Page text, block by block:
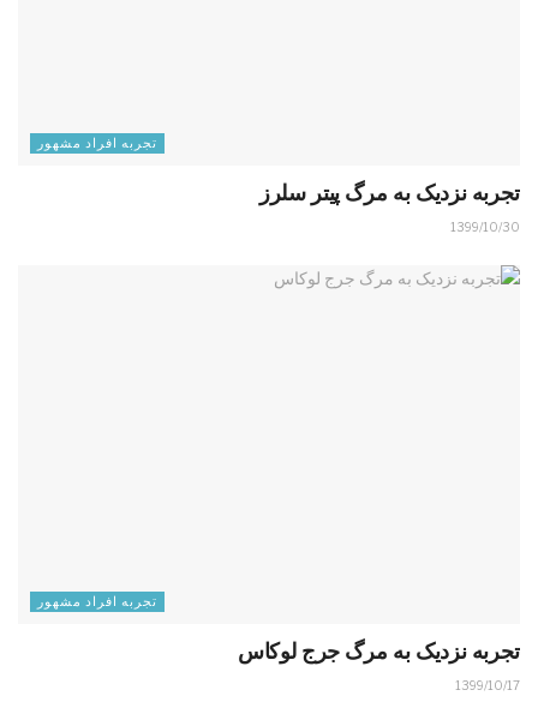
تجربه افراد مشهور
تجربه نزدیک به مرگ پیتر سلرز
1399/10/30
تجربه افراد مشهور
تجربه نزدیک به مرگ جرج لوکاس
1399/10/17